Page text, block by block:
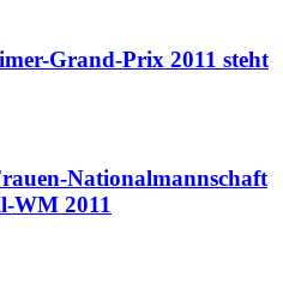
Grand-Prix 2011 steht
Nationalmannschaft
WM 2011